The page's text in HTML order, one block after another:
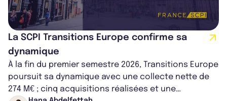
La SCPI Transitions Europe confirme sa
dynamique
À la fin du premier semestre 2026, Transitions Europe
poursuit sa dynamique avec une collecte nette de
274 M€ ; cinq acquisitions réalisées et une